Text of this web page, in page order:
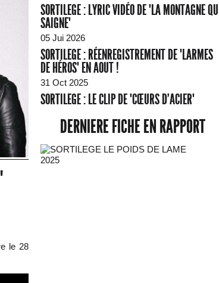
le 28
SORTILEGE : LYRIC VIDÉO DE "LA MONTAGNE QUI
SAIGNE"
05 Jui 2026
SORTILEGE : RÉENREGISTREMENT DE "LARMES
DE HÉROS" EN AOUT !
31 Oct 2025
SORTILEGE : LE CLIP DE "CŒURS D’ACIER"
DERNIERE FICHE EN RAPPORT
2025